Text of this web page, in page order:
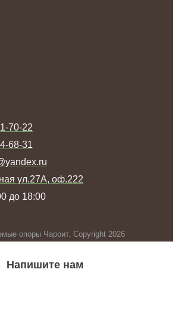
70-22
68-31
ул.27А, оф.222
до 18:00
опоры Чароит. Copyright 2026
Напишите нам